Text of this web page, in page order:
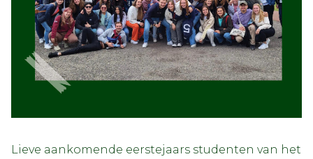
Lieve aankomende eerstejaars studenten van het